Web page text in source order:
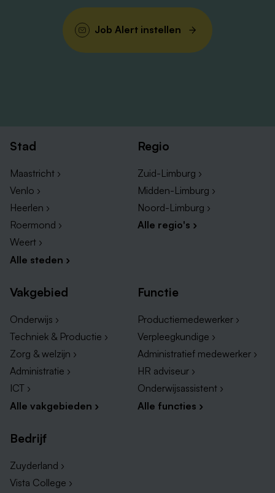
Job Alert instellen
Stad
Maastricht ›
Venlo ›
Heerlen ›
Roermond ›
Weert ›
Alle steden ›
Regio
Zuid-Limburg ›
Midden-Limburg ›
Noord-Limburg ›
Alle regio's ›
Vakgebied
Onderwijs ›
Techniek & Productie ›
Zorg & welzijn ›
Administratie ›
ICT ›
Alle vakgebieden ›
Functie
Productiemedewerker ›
Verpleegkundige ›
Administratief medewerker ›
HR adviseur ›
Onderwijsassistent ›
Alle functies ›
Bedrijf
Zuyderland ›
Vista College ›